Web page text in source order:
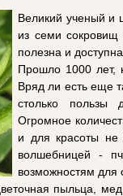
Великий ученый и
из семи
полезна и
Прошло 1000 лет,
Вряд ли есть еще
столько пользы
Огромное
и для красоты не
волшебницей -
возможностям для
пыльца,